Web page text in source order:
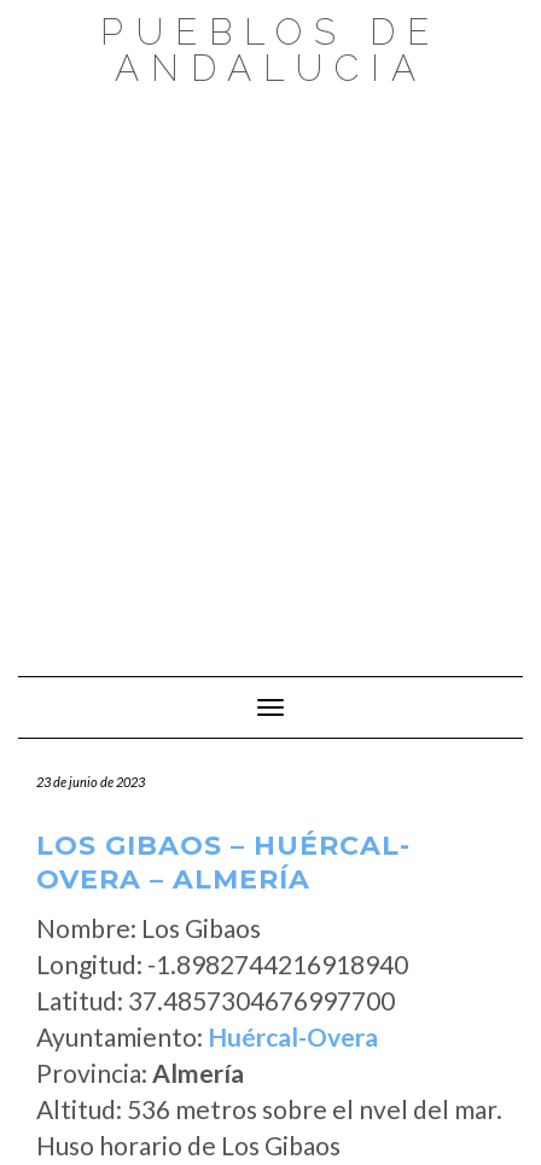
PUEBLOS DE
ANDALUCIA
Cambiar modo de navegación
23 de junio de 2023
LOS GIBAOS – HUÉRCAL-
OVERA – ALMERÍA
Nombre: Los Gibaos
Longitud: -1.8982744216918940
Latitud: 37.4857304676997700
Ayuntamiento: Huércal-Overa
Provincia: Almería
Altitud: 536 metros sobre el nvel del mar.
Huso horario de Los Gibaos